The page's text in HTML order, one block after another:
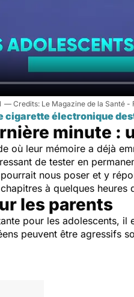
Le Magazine de la Santé -
cigarette électronique
minute :
où leur mémoire a déjà
de tester en
nous poser et y
à quelques heures
les parents
pour les adolescents,
peuvent être agressifs